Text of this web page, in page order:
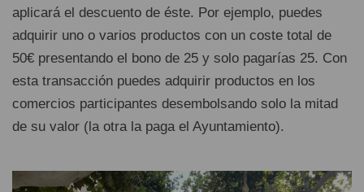
aplicará el descuento de éste. Por ejemplo, puedes
adquirir uno o varios productos con un coste total de
50€ presentando el bono de 25 y solo pagarías 25. Con
esta transacción puedes adquirir productos en los
comercios participantes desembolsando solo la mitad
de su valor (la otra la paga el Ayuntamiento).